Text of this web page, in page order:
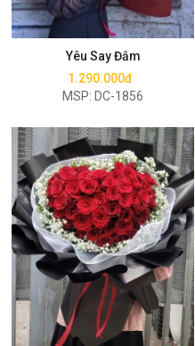
Yêu Say Đắm
1.290.000đ
MSP: DC-1856
Mua ngay
Mua ngay